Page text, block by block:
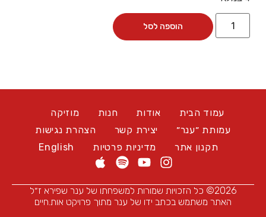
הוספה לסל
עמוד הבית אודות חנות
מוזיקה
עמותת ״ענר״
יצירת קשר
הצהרת נגישות
תקנון אתר
מדיניות פרטיות English
2026© כל הזכויות שמורות למשפחתו של ענר שפירא ז״ל
האתר משתמש בכתב ידו של ענר מתוך פרויקט אות.חיים